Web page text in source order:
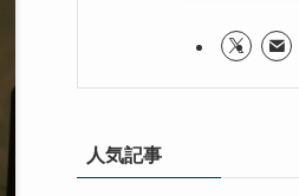
人気記事